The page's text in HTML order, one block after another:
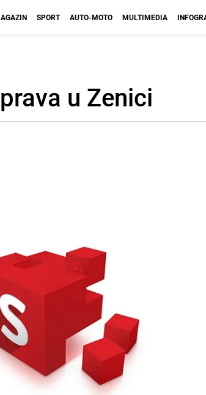
SPORT AUTO-MOTO MULTIMEDIA
u Zenici